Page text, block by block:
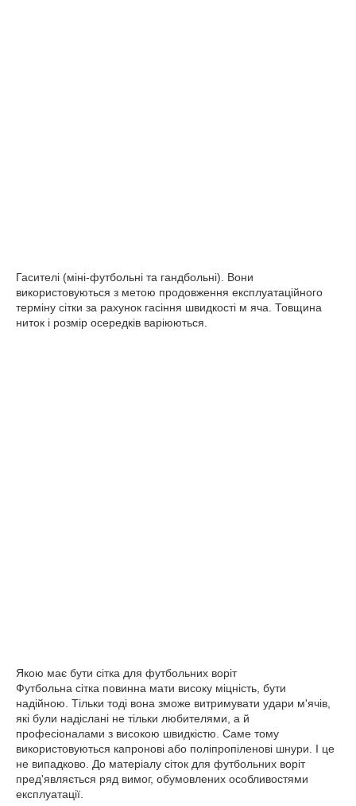
Гасителі (міні-футбольні та гандбольні). Вони
використовуються з метою продовження експлуатаційного
терміну сітки за рахунок гасіння швидкості м яча. Товщина
ниток і розмір осередків варіюються.
Якою має бути сітка для футбольних воріт
Футбольна сітка повинна мати високу міцність, бути
надійною. Тільки тоді вона зможе витримувати удари м'ячів,
які були надіслані не тільки любителями, а й
професіоналами з високою швидкістю. Саме тому
використовуються капронові або поліпропіленові шнури. І це
не випадково. До матеріалу сіток для футбольних воріт
пред'являється ряд вимог, обумовлених особливостями
експлуатації.